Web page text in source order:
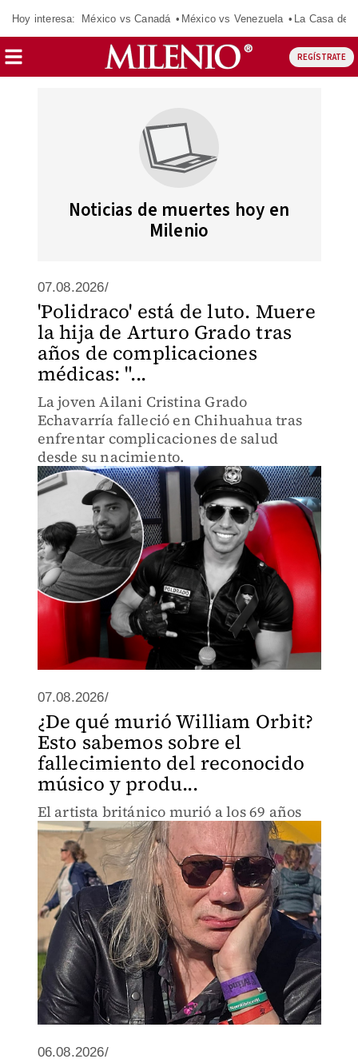
Hoy interesa: México vs Canadá México vs Venezuela La Casa de
REGÍSTRATE
Noticias de muertes hoy en
Milenio
07.08.2026/
'Polidraco' está de luto. Muere
la hija de Arturo Grado tras
años de complicaciones
médicas: "...
La joven Ailani Cristina Grado
Echavarría falleció en Chihuahua tras
enfrentar complicaciones de salud
desde su nacimiento.
07.08.2026/
¿De qué murió William Orbit?
Esto sabemos sobre el
fallecimiento del reconocido
músico y produ...
El artista británico murió a los 69 años
06.08.2026/